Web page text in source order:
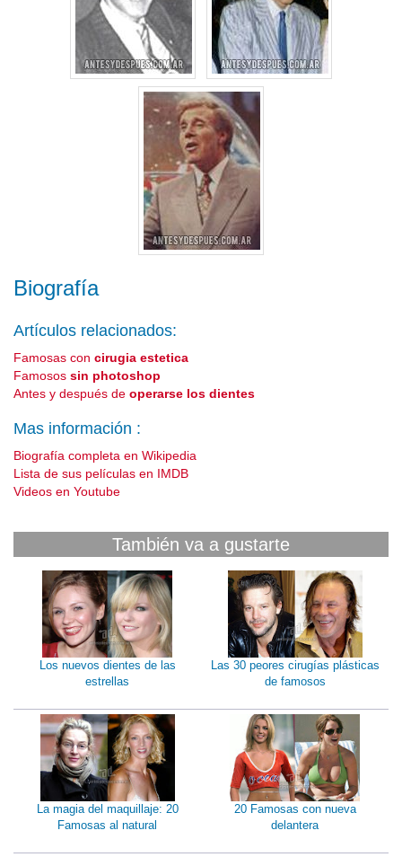
Biografía
Artículos relacionados:
Famosas con cirugia estetica
Famosos sin photoshop
Antes y después de operarse los dientes
Mas información :
Biografía completa en Wikipedia
Lista de sus películas en IMDB
Videos en Youtube
También va a gustarte
Los nuevos dientes de las
estrellas
Las 30 peores cirugías plásticas
de famosos
La magia del maquillaje: 20
Famosas al natural
20 Famosas con nueva
delantera